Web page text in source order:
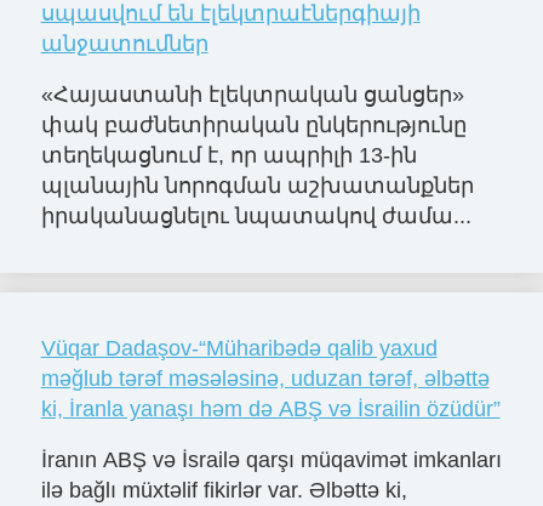
սպասվում են էլեկտրաէներգիայի
անջատումներ
«Հայաստանի էլեկտրական ցանցեր»
փակ բաժնետիրական ընկերությունը
տեղեկացնում է, որ ապրիլի 13-ին
պլանային նորոգման աշխատանքներ
իրականացնելու նպատակով ժամա...
Vüqar Dadaşov-“Müharibədə qalib yaxud
məğlub tərəf məsələsinə, uduzan tərəf, əlbəttə
ki, İranla yanaşı həm də ABŞ və İsrailin özüdür”
İranın ABŞ və İsrailə qarşı müqavimət imkanları
ilə bağlı müxtəlif fikirlər var. Əlbəttə ki,